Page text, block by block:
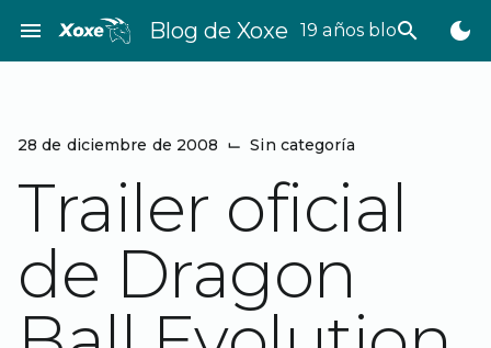
contenido
menu Blog de Xoxe 19 años bloggeando
search dark_mode
28 de diciembre de 2008 ⌙ Sin categoría
Trailer oficial
de Dragon